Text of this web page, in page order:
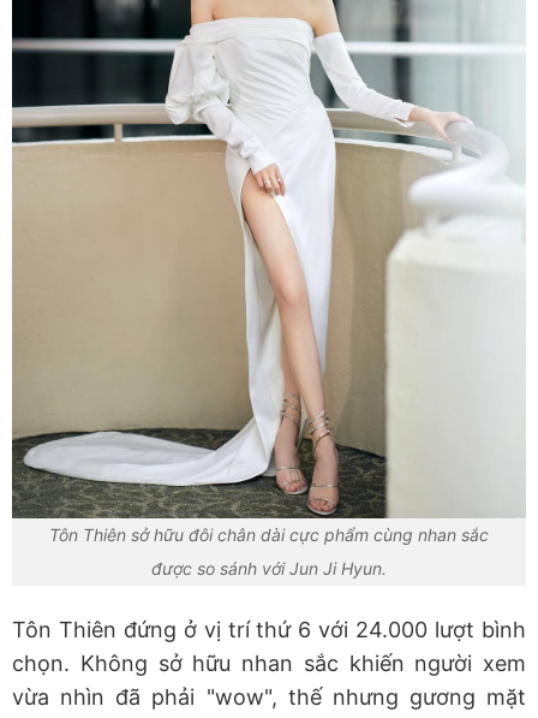
Tôn Thiên sở hữu đôi chân dài cực phẩm cùng nhan sắc
được so sánh với Jun Ji Hyun.
Tôn Thiên đứng ở vị trí thứ 6 với 24.000 lượt bình
chọn. Không sở hữu nhan sắc khiến người xem
vừa nhìn đã phải "wow", thế nhưng gương mặt